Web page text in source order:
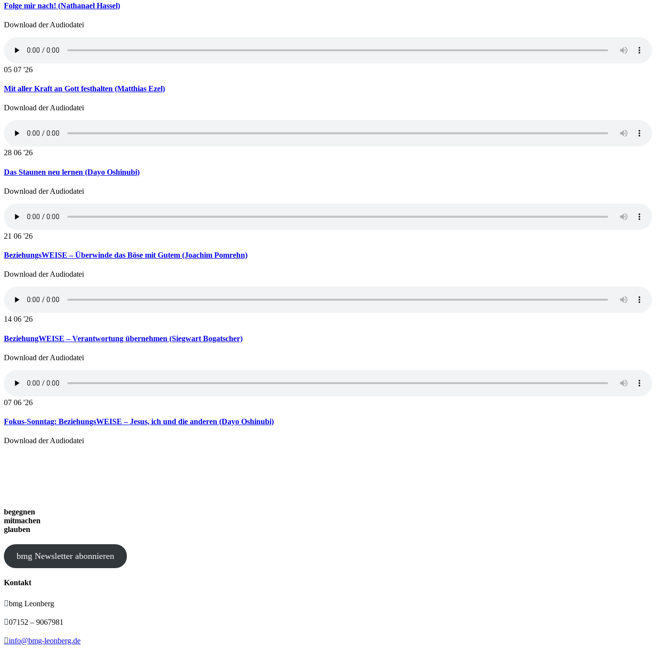
Folge mir nach! (Nathanael Hassel)
Download der Audiodatei
05 07 '26
Mit aller Kraft an Gott festhalten (Matthias Ezel)
Download der Audiodatei
28 06 '26
Das Staunen neu lernen (Dayo Oshinubi)
Download der Audiodatei
21 06 '26
BeziehungsWEISE – Überwinde das Böse mit Gutem (Joachim Pomrehn)
Download der Audiodatei
14 06 '26
BeziehungWEISE – Verantwortung übernehmen (Siegwart Bogatscher)
Download der Audiodatei
07 06 '26
Fokus-Sonntag: BeziehungsWEISE – Jesus, ich und die anderen (Dayo Oshinubi)
Download der Audiodatei
begegnen
mitmachen
glauben
bmg Newsletter abonnieren
Kontakt
bmg Leonberg
07152 – 9067981
info@bmg-leonberg.de